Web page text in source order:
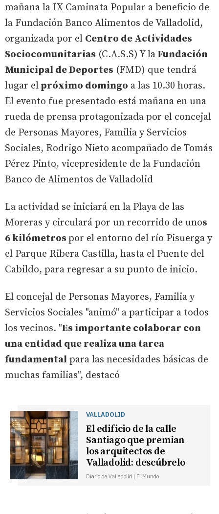
mañana la IX Caminata Popular a beneficio de
la Fundación Banco Alimentos de Valladolid,
organizada por el Centro de Actividades
Sociocomunitarias (C.A.S.S) Y la Fundación
Municipal de Deportes (FMD) que tendrá
lugar el próximo domingo a las 10.30 horas.
El evento fue presentado está mañana en una
rueda de prensa protagonizada por el concejal
de Personas Mayores, Familia y Servicios
Sociales, Rodrigo Nieto acompañado de Tomás
Pérez Pinto, vicepresidente de la Fundación
Banco de Alimentos de Valladolid
La actividad se iniciará en la Playa de las
Moreras y circulará por un recorrido de unos
6 kilómetros por el entorno del río Pisuerga y
el Parque Ribera Castilla, hasta el Puente del
Cabildo, para regresar a su punto de inicio.
El concejal de Personas Mayores, Familia y
Servicios Sociales "animó" a participar a todos
los vecinos. "Es importante colaborar con
una entidad que realiza una tarea
fundamental para las necesidades básicas de
muchas familias", destacó
VALLADOLID
El edificio de la calle
Santiago que premian
los arquitectos de
Valladolid: descúbrelo
Diario de Valladolid | El Mundo